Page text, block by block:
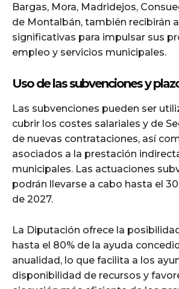
Bargas, Mora, Madridejos,
de Montalbán, también recibirán
significativas para impulsar sus
empleo y servicios municipales.
Uso de las subvenciones y
Las subvenciones pueden ser
cubrir los costes salariales y de
de nuevas contrataciones, así
asociados a la prestación
municipales. Las actuaciones
podrán llevarse a cabo hasta el
de 2027.
La Diputación ofrece la
hasta el 80% de la ayuda
anualidad, lo que facilita a los
disponibilidad de recursos y